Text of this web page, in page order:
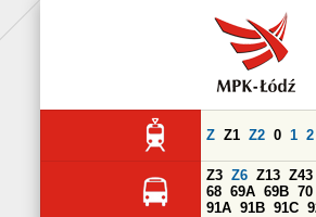
Z Z1 Z2 0 1 2
Z3 Z6 Z13 Z43
68 69A 69B 70
91A 91B 91C